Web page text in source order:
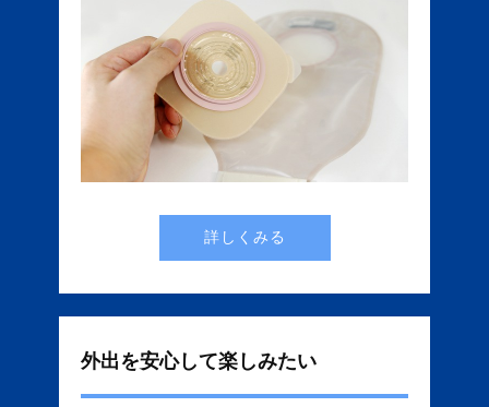
詳しくみる
外出を安心して楽しみたい